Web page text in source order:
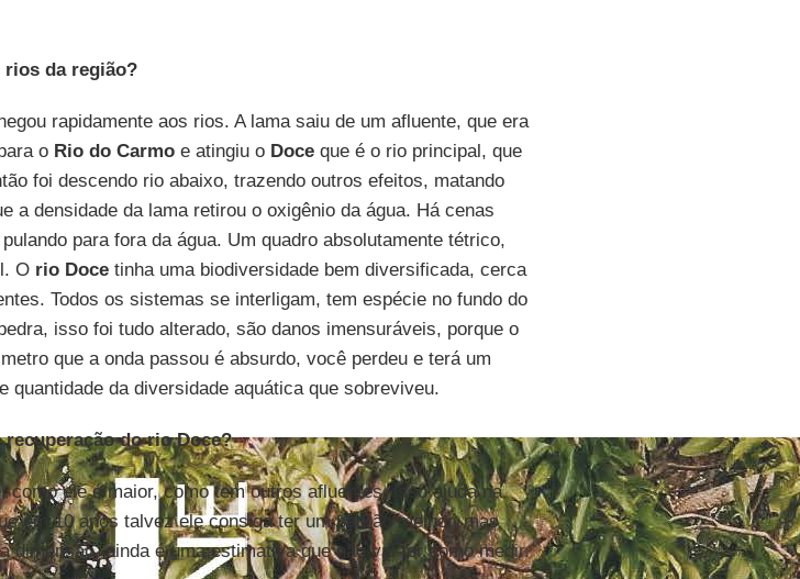
rios da região?
rapidamente aos rios. A lama saiu de um afluente, que era
o Rio do Carmoe atingiu o Doceque é o rio principal, que
foi descendo rio abaixo, trazendo outros efeitos, matando
a densidade da lama retirou o oxigênio da água. Há cenas
para fora da água. Um quadro absolutamente tétrico,
O rio Docetinha uma biodiversidade bem diversificada, cerca
Todos os sistemas se interligam, tem espécie no fundo do
isso foi tudo alterado, são danos imensuráveis, porque o
que a onda passou é absurdo, você perdeu e terá um
quantidade da diversidade aquática que sobreviveu.
recuperação do rio Doce?
, como ele é maior, como tem outros afluentes, isso ajuda na
em 10 anos talvez ele consiga ter um padrão melhor, mas
dimensão, ainda é uma estimativa que não vai ter como medir.